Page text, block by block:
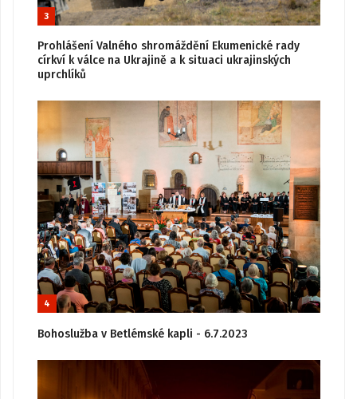
3
Prohlášení Valného shromáždění Ekumenické rady
církví k válce na Ukrajině a k situaci ukrajinských
uprchlíků
4
Bohoslužba v Betlémské kapli - 6.7.2023